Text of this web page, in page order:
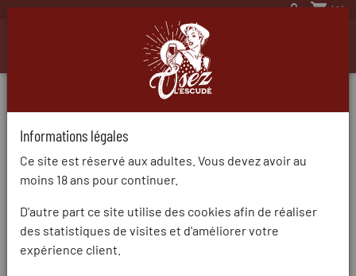
 shopping_cart(0)
Informations légales
Ce site est réservé aux adultes. Vous devez avoir au
moins 18 ans pour continuer.
D'autre part ce site utilise des cookies afin de réaliser
des statistiques de visites et d'améliorer votre
expérience client.